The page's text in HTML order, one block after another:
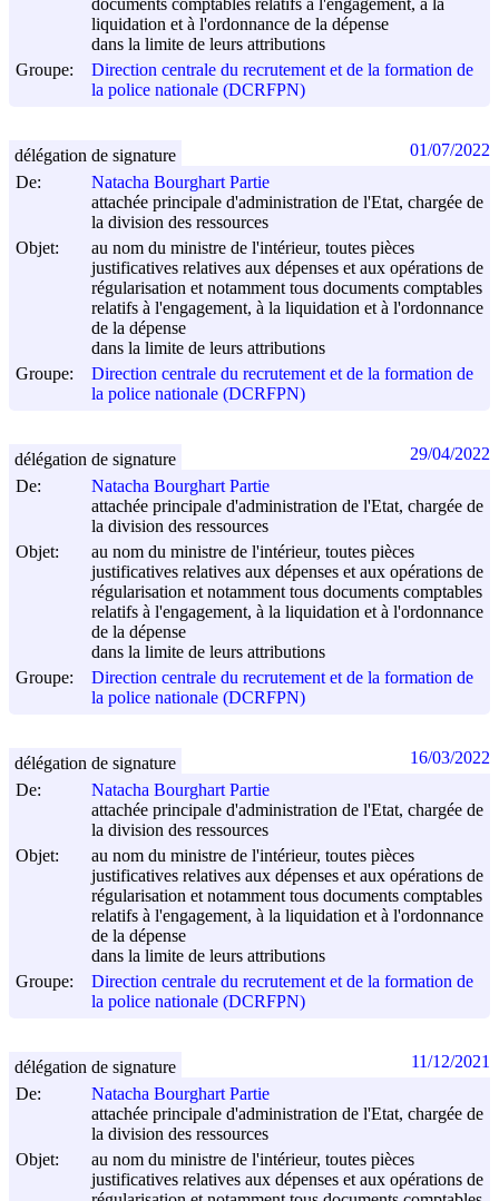
documents comptables relatifs à l'engagement, à la
liquidation et à l'ordonnance de la dépense
dans la limite de leurs attributions
Groupe:
Direction centrale du recrutement et de la formation de
la police nationale (DCRFPN)
De:
Natacha Bourghart Partie
attachée principale d'administration de l'Etat, chargée de
la division des ressources
Objet:
au nom du ministre de l'intérieur, toutes pièces
justificatives relatives aux dépenses et aux opérations de
régularisation et notamment tous documents comptables
relatifs à l'engagement, à la liquidation et à l'ordonnance
de la dépense
dans la limite de leurs attributions
Groupe:
Direction centrale du recrutement et de la formation de
la police nationale (DCRFPN)
délégation de signature 01/07/2022
De:
Natacha Bourghart Partie
attachée principale d'administration de l'Etat, chargée de
la division des ressources
Objet:
au nom du ministre de l'intérieur, toutes pièces
justificatives relatives aux dépenses et aux opérations de
régularisation et notamment tous documents comptables
relatifs à l'engagement, à la liquidation et à l'ordonnance
de la dépense
dans la limite de leurs attributions
Groupe:
Direction centrale du recrutement et de la formation de
la police nationale (DCRFPN)
délégation de signature 29/04/2022
De:
Natacha Bourghart Partie
attachée principale d'administration de l'Etat, chargée de
la division des ressources
Objet:
au nom du ministre de l'intérieur, toutes pièces
justificatives relatives aux dépenses et aux opérations de
régularisation et notamment tous documents comptables
relatifs à l'engagement, à la liquidation et à l'ordonnance
de la dépense
dans la limite de leurs attributions
Groupe:
Direction centrale du recrutement et de la formation de
la police nationale (DCRFPN)
délégation de signature 16/03/2022
De:
Natacha Bourghart Partie
attachée principale d'administration de l'Etat, chargée de
la division des ressources
Objet:
au nom du ministre de l'intérieur, toutes pièces
justificatives relatives aux dépenses et aux opérations de
délégation de signature 11/12/2021